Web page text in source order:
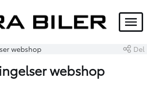
Menu
webshop Del
webshop